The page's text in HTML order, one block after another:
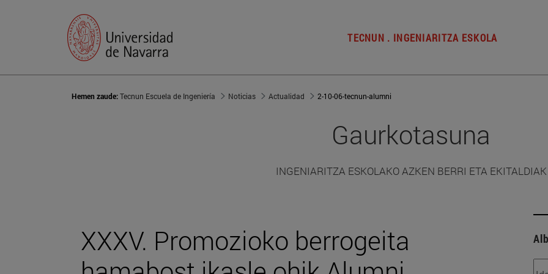
TECNUN . INGENIARITZA ESKOLA
Hemen zaude:Tecnun Escuela de Ingeniería Noticias Actualidad 2-10-06-tecnun-alumni
Gaurkotasuna
INGENIARITZA ESKOLAKO AZKEN BERRI ETA EKITALDIAK
XXXV. Promozioko berrogeita